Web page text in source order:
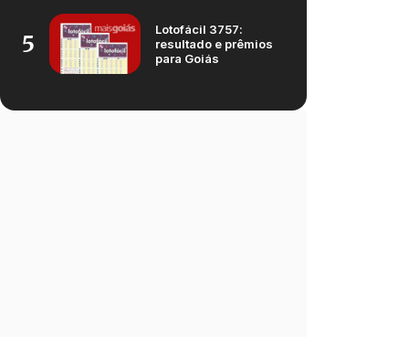
5
Lotofácil 3757:
resultado e prêmios
para Goiás